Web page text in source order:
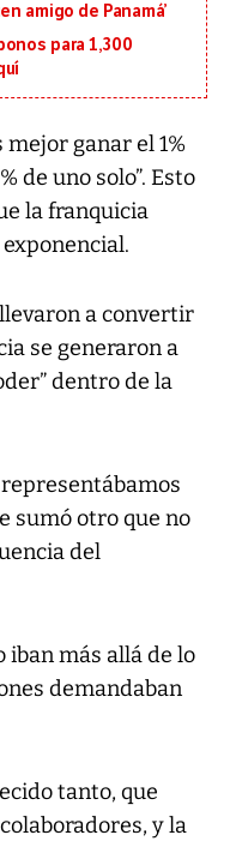
amigo de Panamá’
para 1,300
ganar el 1%
de uno solo”. Esto
la franquicia
a convertir
se generaron a
dentro de la
sumó otro que no
del
iban más allá de lo
demandaban
tanto, que
y la